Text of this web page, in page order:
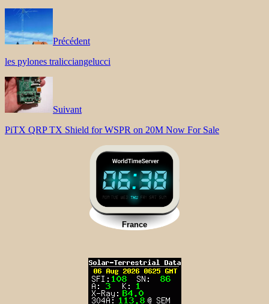
Précédent
les pylones tralicciangelucci
Suivant
PiTX QRP TX Shield for WSPR on 20M Now For Sale